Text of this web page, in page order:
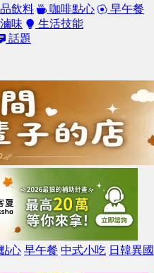
飲料 咖啡點心
早午餐
味
生活技能
話題
心 早午餐 中式小吃 日韓異國